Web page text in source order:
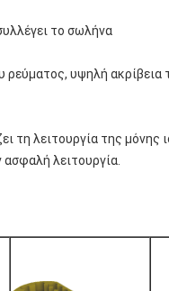
το σωλήνα
υψηλή
λειτουργία της μόνης
λειτουργία.